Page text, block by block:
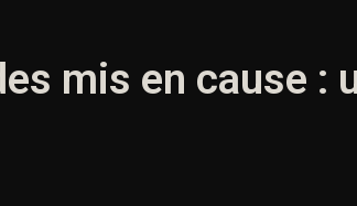
mis en cause :